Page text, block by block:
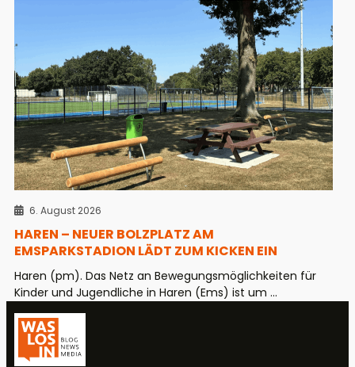
6. August 2026
HAREN – NEUER BOLZPLATZ AM
EMSPARKSTADION LÄDT ZUM KICKEN EIN
Haren (pm). Das Netz an Bewegungsmöglichkeiten für
Kinder und Jugendliche in Haren (Ems) ist um ...